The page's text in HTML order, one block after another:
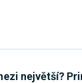
největší?